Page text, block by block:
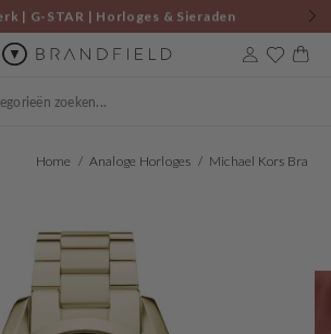
| G-STAR | Horloges & Sieraden
Cart
Home Analoge Horloges